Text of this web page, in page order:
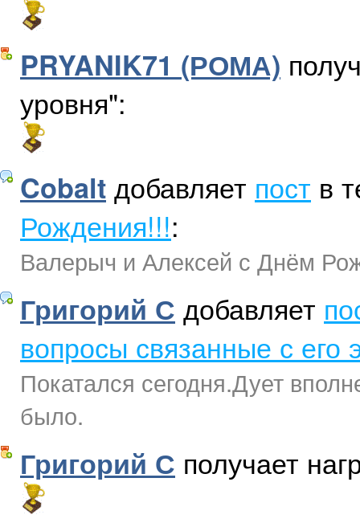
PRYANIK71 (РОМА)
уровня":
Cobalt добавляет пост в
Рождения!!!:
Валерыч и Алексей с Днём
Григорий С добавляет
вопросы связанные с его
Покатался сегодня.Дует
было.
Григорий С получает